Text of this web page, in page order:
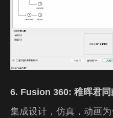
6. Fusion 360: 稚晖君同
集成设计，仿真，动画